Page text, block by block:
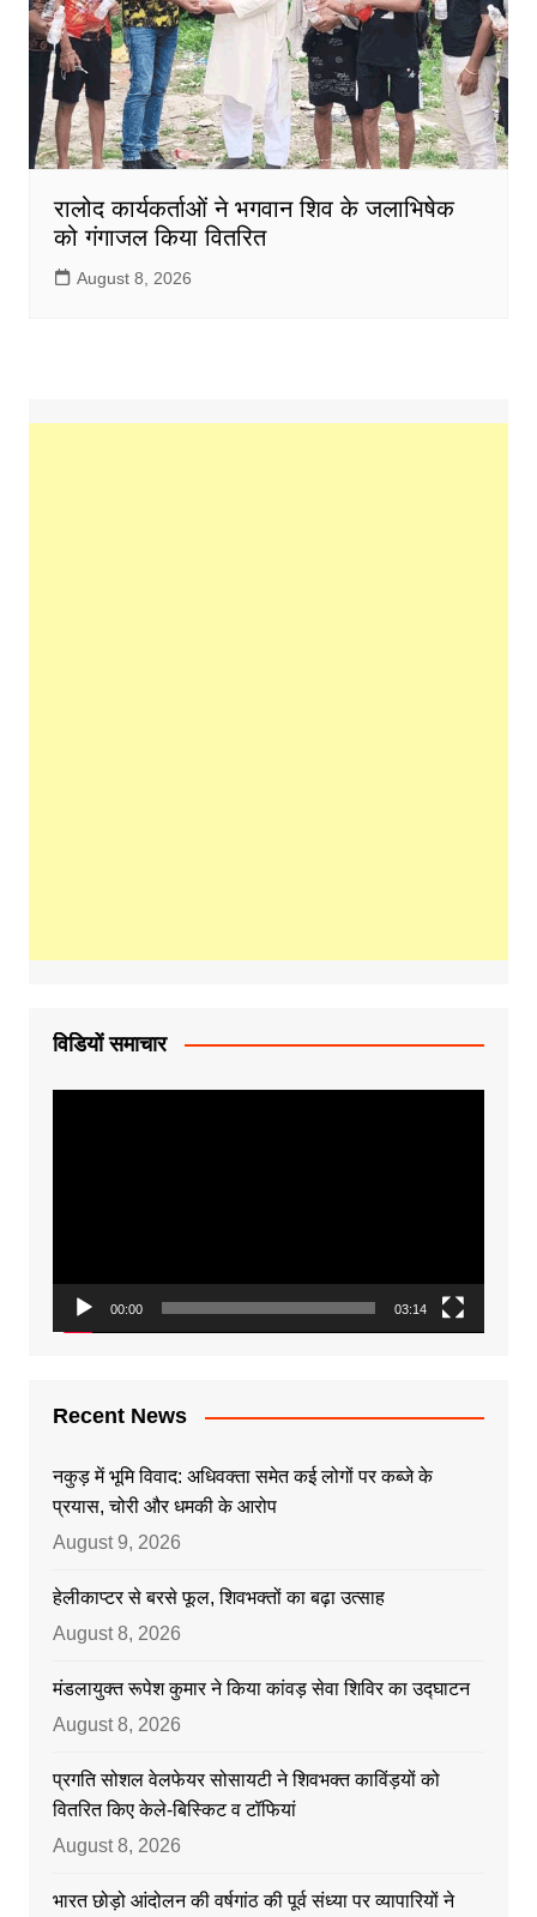
रालोद कार्यकर्ताओं ने भगवान शिव के जलाभिषेक
को गंगाजल किया वितरित
August 8, 2026
विडियों समाचार
00:00 03:14
Recent News
नकुड़ में भूमि विवाद: अधिवक्ता समेत कई लोगों पर कब्जे के
प्रयास, चोरी और धमकी के आरोप
August 9, 2026
हेलीकाप्टर से बरसे फूल, शिवभक्तों का बढ़ा उत्साह
August 8, 2026
मंडलायुक्त रूपेश कुमार ने किया कांवड़ सेवा शिविर का उद्घाटन
August 8, 2026
प्रगति सोशल वेलफेयर सोसायटी ने शिवभक्त काविंड़यों को
वितरित किए केले-बिस्किट व टॉफियां
August 8, 2026
भारत छोड़ो आंदोलन की वर्षगांठ की पूर्व संध्या पर व्यापारियों ने